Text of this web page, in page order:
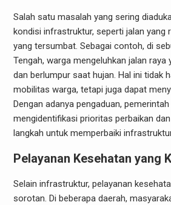
Salah satu masalah yang sering
kondisi infrastruktur, seperti jalan yang
yang tersumbat. Sebagai contoh, di
Tengah, warga mengeluhkan jalan raya
dan berlumpur saat hujan. Hal ini tidak
mobilitas warga, tetapi juga dapat
Dengan adanya pengaduan,
mengidentifikasi prioritas perbaikan
langkah untuk memperbaiki
Pelayanan Kesehatan yang
Selain infrastruktur, pelayanan
sorotan. Di beberapa daerah,